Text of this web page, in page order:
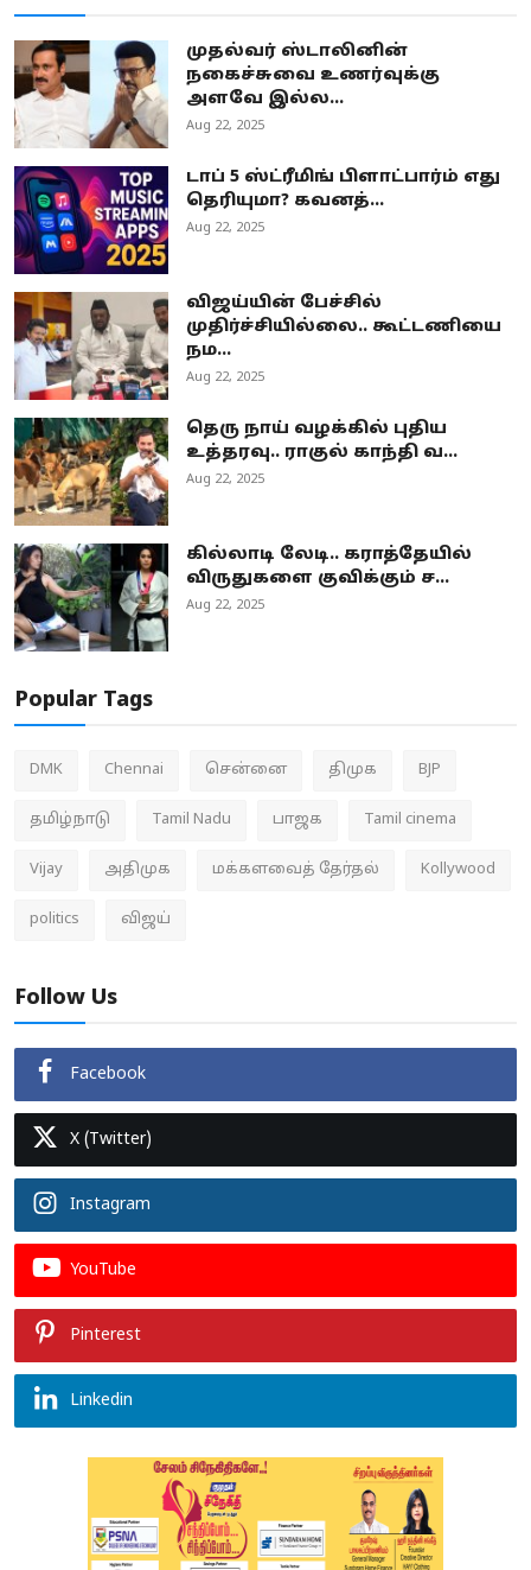
முதல்வர் ஸ்டாலினின்
நகைச்சுவை உணர்வுக்கு
அளவே இல்ல...
Aug 22, 2025
டாப் 5 ஸ்ட்ரீமிங் பிளாட்பார்ம் எது
தெரியுமா? கவனத்...
Aug 22, 2025
விஜய்யின் பேச்சில்
முதிர்ச்சியில்லை.. கூட்டணியை
நம...
Aug 22, 2025
தெரு நாய் வழக்கில் புதிய
உத்தரவு.. ராகுல் காந்தி வ...
Aug 22, 2025
கில்லாடி லேடி.. கராத்தேயில்
விருதுகளை குவிக்கும் ச...
Aug 22, 2025
Popular Tags
DMK Chennai சென்னை திமுக BJP
தமிழ்நாடு Tamil Nadu பாஜக Tamil cinema
Vijay அதிமுக மக்களவைத் தேர்தல் Kollywood
politics விஜய்
Follow Us
Facebook
X (Twitter)
Instagram
YouTube
Pinterest
Linkedin